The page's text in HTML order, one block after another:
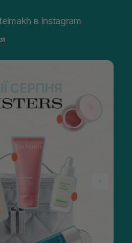
в Instagram